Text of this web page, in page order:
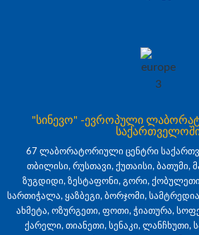
"სინევო" -ევროპული
67 ლაბორატორიული ცენტრი
თბილისი, რუსთავი, ქუთაისი, ბათუმი,
ზუგდიდი, ზესტაფონი, გორი,
სართიჭალა, ყაზბეგი, ბორჯომი,
ახმეტა, ოზურგეთი, ფოთი, ჭიათურა,
ქარელი, თიანეთი, სენაკი, ლანჩხუთი,